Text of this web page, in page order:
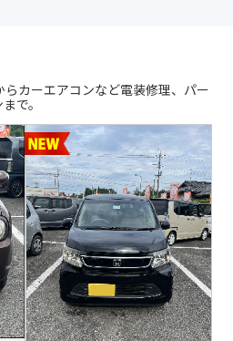
カーエアコンなど電装修理、パー
で。